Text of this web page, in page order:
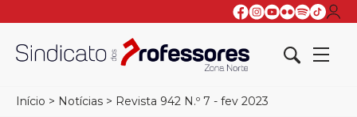
Início > Notícias > Revista 942 N.º 7 - fev 2023